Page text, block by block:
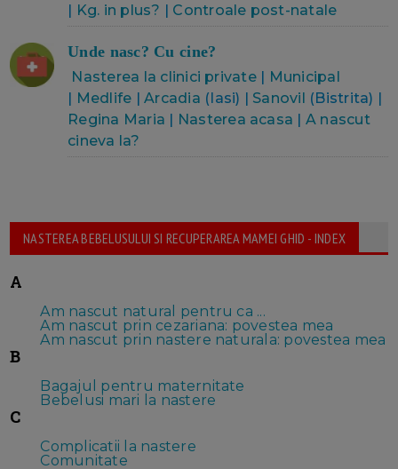
Kg. in plus? Controale post-natale
Unde nasc? Cu cine?
Nasterea la clinici private|
Municipal
Medlife |Arcadia (Iasi) | Sanovil
(Bistrita) |
Regina Maria
Nasterea acasa
A nascut
cineva la?
NASTEREA BEBELUSULUI SI RECUPERAREA MAMEI GHID - INDEX
A
Am nascut natural pentru ca ...
Am nascut prin cezariana: povestea mea
Am nascut prin nastere naturala: povestea mea
B
Bagajul pentru maternitate
Bebelusi mari la nastere
C
Complicatii la nastere
Comunitate